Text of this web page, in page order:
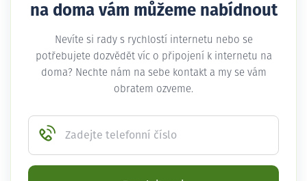
na doma vám můžeme nabídnout
Nevíte si rady s rychlostí internetu nebo se
potřebujete dozvědět víc o připojení k internetu na
doma? Nechte nám na sebe kontakt a my se vám
obratem ozveme.
Zadejte telefonní číslo